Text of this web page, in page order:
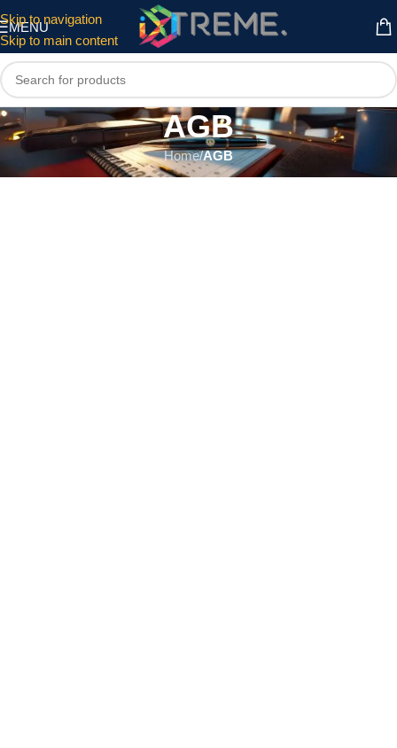
Skip to navigation
Skip to main content
MENU
AGB
Home/AGB